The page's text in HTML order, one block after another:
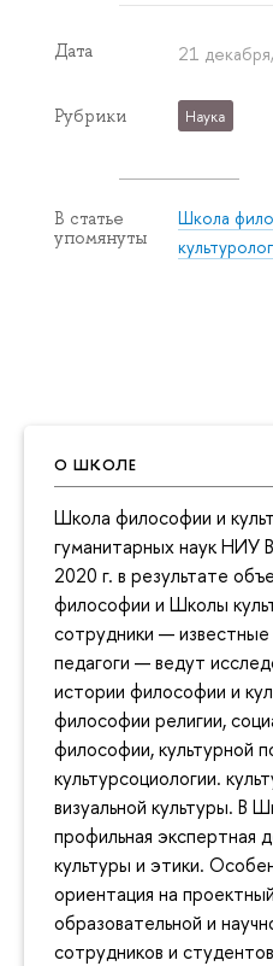
О ШКОЛЕ
Школа философии и
гуманитарных наук НИУ
2020 г. в результате
философии и Школы
сотрудники —
педагоги — ведут
истории философии и
философии религии,
философии, культурной
культурсоциологии.
визуальной культуры. В
профильная экспертная
культуры и этики.
ориентация на
образовательной и
сотрудников и
Дата 21
Рубрики Наука
В статье
упомянуты
Школа